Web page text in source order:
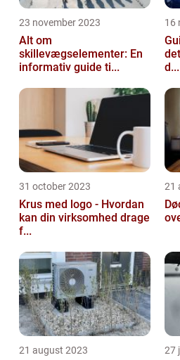
23 november 2023
Alt om
skillevægselementer: En
informativ guide ti...
16
d...
31 october 2023
Krus med logo - Hvordan
kan din virksomhed drage
f...
21
21 august 2023 27